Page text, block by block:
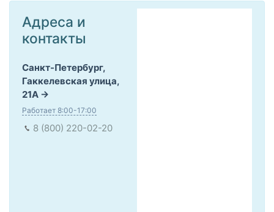
Адреса и
контакты
Санкт-Петербург,
Гаккелевская улица,
21А
Работает 8:00-17:00
8 (800) 220-02-20